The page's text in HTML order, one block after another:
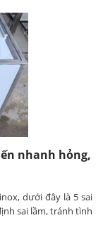
nhanh hỏng,
dưới đây là 5 sai
sai lầm, tránh tình